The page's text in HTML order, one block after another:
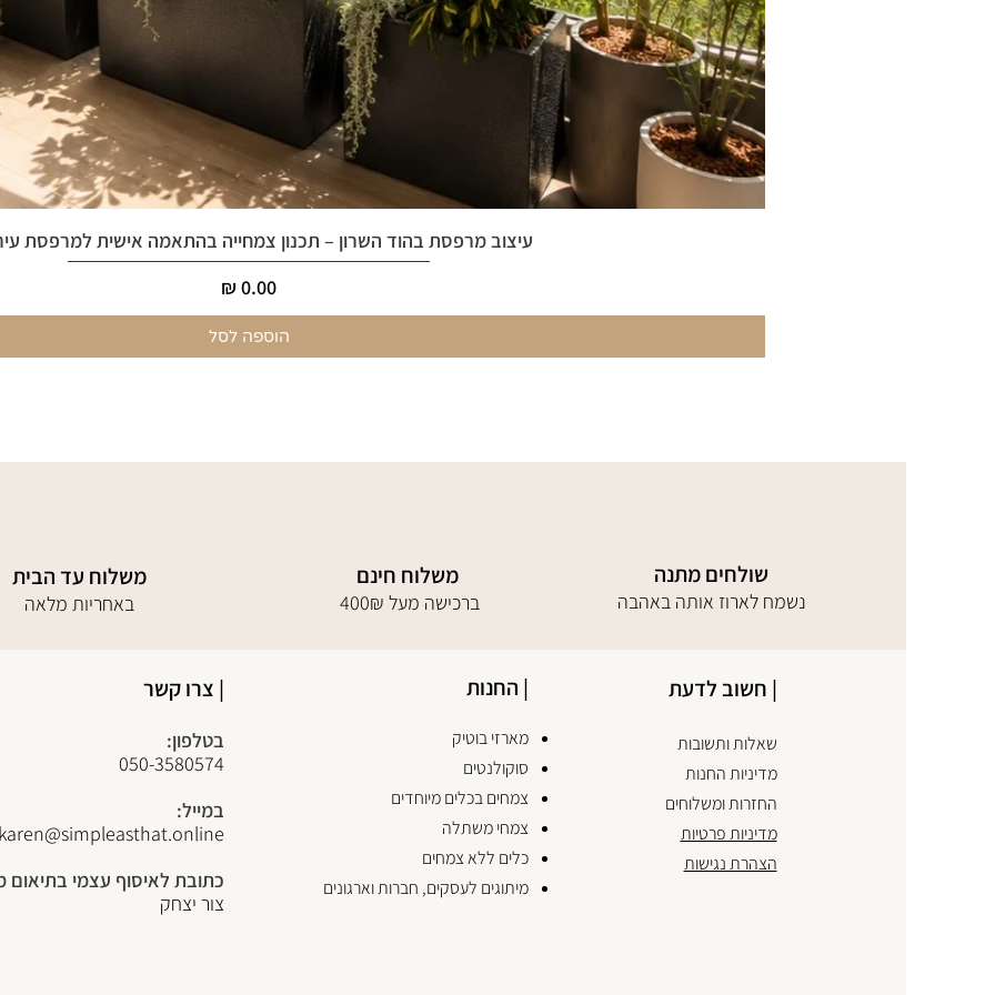
עיצוב מרפסת בהוד השרון – תכנון צמחייה בהתאמה אישית למרפסת
מחיר
הוספה לסל
משלוח עד הבית
באחריות מלאה
משלוח חינם
400₪ ברכישה מעל
שולחים מתנה
נשמח לארוז אותה באהבה
| צרו קשר
בטלפון:
050-3580574
במייל:
כתובת לאיסוף עצמי
צור יצחק
| החנות
מארזי בוטיק
סוקולנטים
צמחים בכלים מיוחדים
צמחי משתלה
כלים ללא צמחים
מיתוגים לעסקים, חברות וארגונים
| חשוב לדעת
שאלות ותשובות
מדיניות החנות
החזרות ומשלוחים
מדיניות פרטיות
הצהרת נגישות